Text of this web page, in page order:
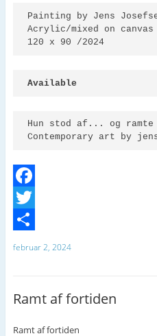
Painting by Jens
Acrylic/mixed on canvas
120 x 90 /2024
Available
Hun stod af... og
F
a
c
o
o
T
w
t
e
D
februar 2, 2024
Ramt af fortiden
Ramt af fortiden